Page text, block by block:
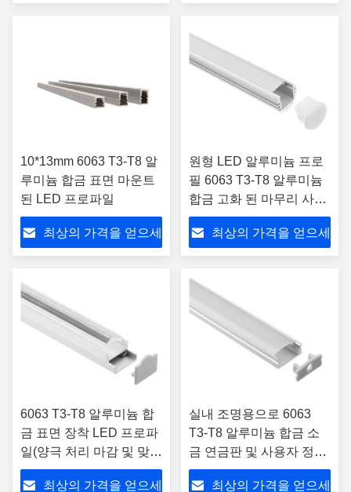
10*13mm 6063 T3-T8 알
루미늄 합금 표면 마운트
된 LED 프로파일
최상의 가격을 얻으세
원형 LED 알루미늄 프로
필 6063 T3-T8 알루미늄
합금 고화 된 마무리 사용
자 정의 길이 표면 장착
LED 조명
최상의 가격을 얻으세
6063 T3-T8 알루미늄 합
금 표면 장착 LED 프로파
일(양극 처리 마감 및 맞춤
형 길이 포함)
최상의 가격을 얻으세
실내 조명용으로 6063
T3-T8 알루미늄 합금 소
금 연금판 및 사용자 정의
길이로 장착 된 LED 프로
파일최상의 가격을 얻으세